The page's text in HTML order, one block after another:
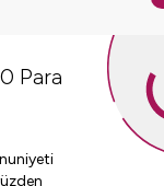
Para